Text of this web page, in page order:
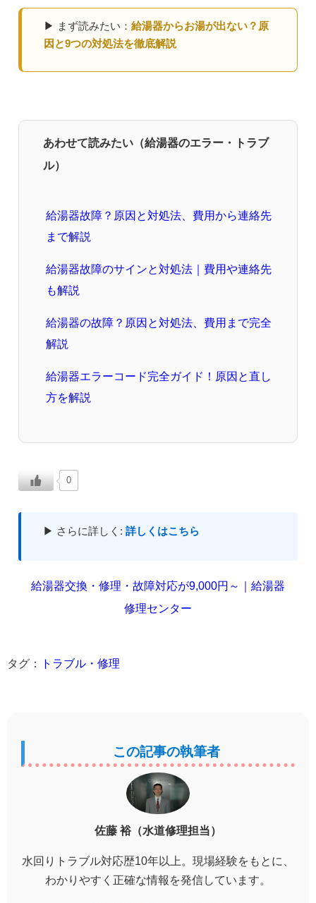
▶ まず読みたい： 給湯器からお湯が出ない？原
因と9つの対処法を徹底解説
あわせて読みたい（給湯器のエラー・トラブ
ル）
給湯器故障？原因と対処法、費用から連絡先
まで解説
給湯器故障のサインと対処法｜費用や連絡先
も解説
給湯器の故障？原因と対処法、費用まで完全
解説
給湯器エラーコード完全ガイド！原因と直し
方を解説
0
▶ さらに詳しく: 詳しくはこちら
給湯器交換・修理・故障対応が9,000円～｜給湯器
修理センター
タグ： トラブル・修理
この記事の執筆者
佐藤 裕（水道修理担当）
水回りトラブル対応歴10年以上。現場経験をもとに、
わかりやすく正確な情報を発信しています。